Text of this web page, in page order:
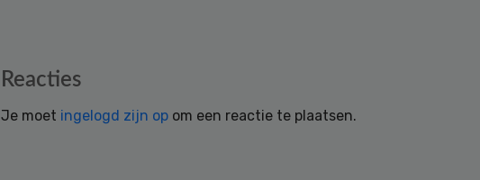
Reacties
Je moet ingelogd zijn op om een reactie te plaatsen.